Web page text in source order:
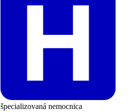
špecializovaná nemocnica